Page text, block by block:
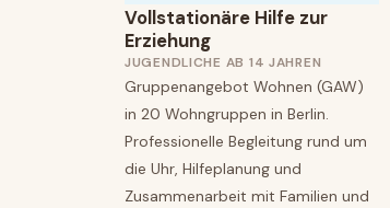
Vollstationäre Hilfe zur
Erziehung
JUGENDLICHE AB 14 JAHREN
Gruppenangebot Wohnen (GAW)
in 20 Wohngruppen in Berlin.
Professionelle Begleitung rund um
die Uhr, Hilfeplanung und
Zusammenarbeit mit Familien und